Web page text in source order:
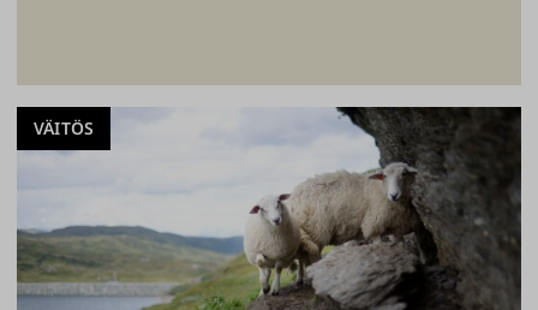
VÄITÖS